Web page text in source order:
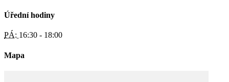
Úřední hodiny
PÁ: 16:30 - 18:00
Mapa